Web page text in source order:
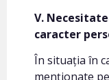
V.
caracter
În situația în
menționate